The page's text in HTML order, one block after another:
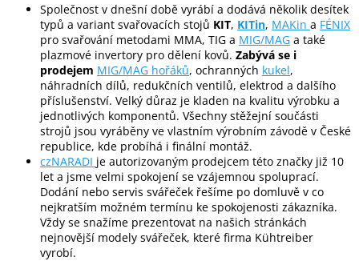
Společnost v dnešní době vyrábí a dodává několik desítek
typů a variant svařovacích stojů KIT, KITin, MAKin a FÉNIX
pro svařování metodami MMA, TIG a MIG/MAG a také
plazmové invertory pro dělení kovů. Zabývá se i
prodejem MIG/MAG hořáků, ochranných kukel,
náhradních dílů, redukčních ventilů, elektrod a dalšího
příslušenství. Velký důraz je kladen na kvalitu výrobku a
jednotlivých komponentů. Všechny stěžejní součásti
strojů jsou vyráběny ve vlastním výrobním závodě v České
republice, kde probíhá i finální montáž.
czNARADI je autorizovaným prodejcem této značky již 10
let a jsme velmi spokojení se vzájemnou spoluprací.
Dodání nebo servis svářeček řešíme po domluvě v co
nejkratším možném termínu ke spokojenosti zákazníka.
Vždy se snažíme prezentovat na našich stránkách
nejnovější modely svářeček, které firma Kühtreiber
vyrobí.